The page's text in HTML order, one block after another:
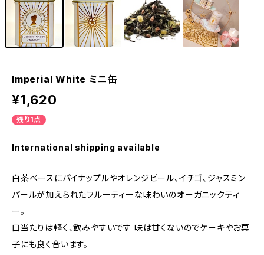
Imperial White ミニ缶
¥1,620
残り1点
International shipping available
白茶ベースにパイナップルやオレンジピール、イチゴ、ジャスミン
パールが加えられたフルーティーな味わいのオーガニックティ
ー。
口当たりは軽く、飲みやすいです 味は甘くないのでケーキやお菓
子にも良く合います。